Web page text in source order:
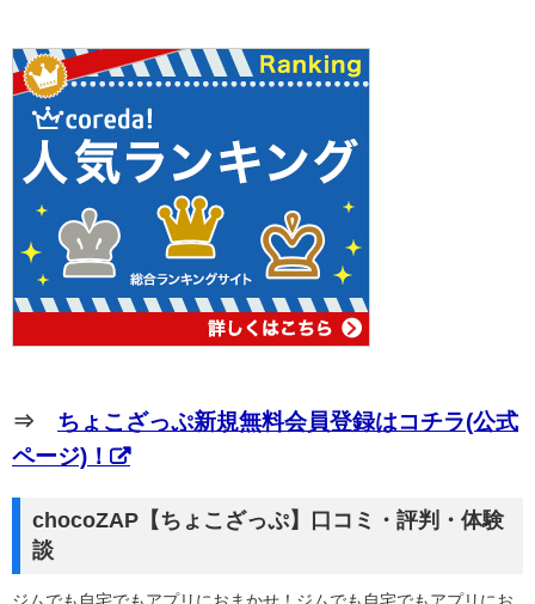
⇒ ちょこざっぷ新規無料会員登録はコチラ(公式
ページ)！
chocoZAP【ちょこざっぷ】口コミ・評判・体験
談
ジムでも自宅でもアプリにおまかせ！ジムでも自宅でもアプリにお